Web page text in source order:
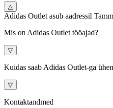
△
Adidas Outlet asub aadressil
Mis on Adidas Outlet tööajad?
▽
Kuidas saab Adidas Outlet-ga
▽
Kontaktandmed